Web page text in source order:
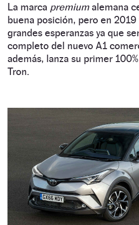
La marca premiumalemana
buena posición, pero en
grandes esperanzas ya que
completo del nuevo A1
además, lanza su primer
Tron.